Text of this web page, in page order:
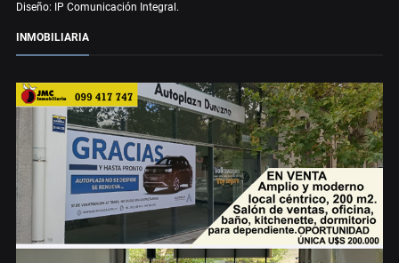
Diseño: IP Comunicación Integral.
INMOBILIARIA